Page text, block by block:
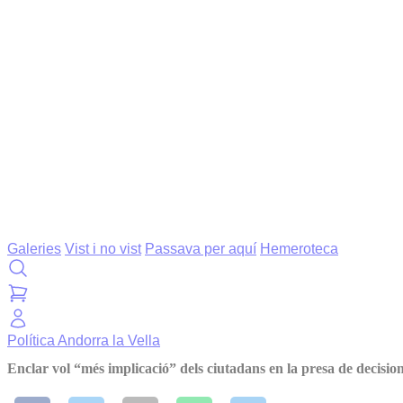
Galeries Vist i no vist Passava per aquí Hemeroteca
Política Andorra la Vella
Enclar vol “més implicació” dels ciutadans en la presa de